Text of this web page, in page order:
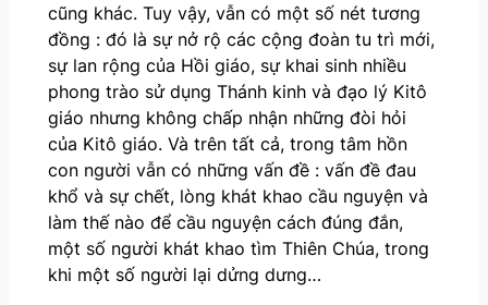
cũng khác. Tuy vậy, vẫn có một số nét tương
đồng : đó là sự nở rộ các cộng đoàn tu trì mới,
sự lan rộng của Hồi giáo, sự khai sinh nhiều
phong trào sử dụng Thánh kinh và đạo lý Kitô
giáo nhưng không chấp nhận những đòi hỏi
của Kitô giáo. Và trên tất cả, trong tâm hồn
con người vẫn có những vấn đề : vấn đề đau
khổ và sự chết, lòng khát khao cầu nguyện và
làm thế nào để cầu nguyện cách đúng đắn,
một số người khát khao tìm Thiên Chúa, trong
khi một số người lại dửng dưng…